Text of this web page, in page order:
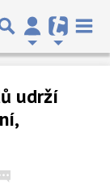
udrží